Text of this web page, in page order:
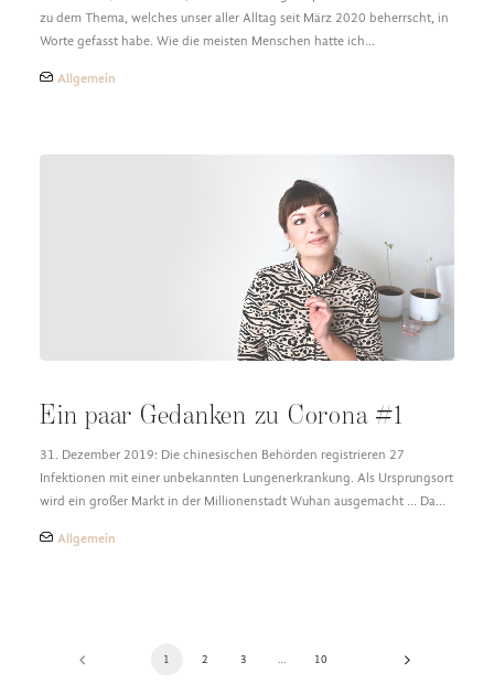
zu dem Thema, welches unser aller Alltag seit März 2020 beherrscht, in
Worte gefasst habe. Wie die meisten Menschen hatte ich…
Allgemein
Ein paar Gedanken zu Corona #1
31. Dezember 2019: Die chinesischen Behörden registrieren 27
Infektionen mit einer unbekannten Lungenerkrankung. Als Ursprungsort
wird ein großer Markt in der Millionenstadt Wuhan ausgemacht ... Da…
Allgemein
1 2 3 10